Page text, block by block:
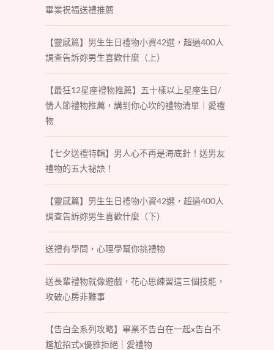
畢業祝福送禮推薦
【靈感篇】男生生日禮物小資42選，超過400人
調查告訴妳男生喜歡什麼（上）
【最狂12星座禮物推薦】五十樣以上星座生日/
情人節禮物推薦，講到你心坎的禮物清單｜愛禮
物
【七夕送禮特輯】男人心不再是海底針！送男友
禮物的五大祕訣！
【靈感篇】男生生日禮物小資42選，超過400人
調查告訴妳男生喜歡什麼（下）
送禮有學問，心理學幫你挑禮物
送長輩禮物就像遊戲，花心思練習這三個技能，
攻破心房非難事
【告白全系列攻略】畢業不告白在一起x告白不
尷尬招式x優雅拒絕｜愛禮物